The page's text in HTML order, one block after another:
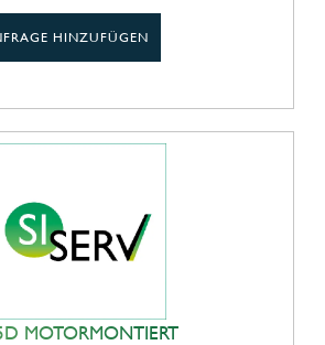
HINZUFÜGEN
MOTORMONTIERT